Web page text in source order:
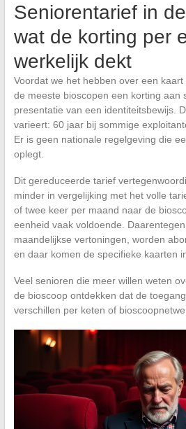
Seniorentarief in
wat de korting per
werkelijk dekt
Voordat we het hebben over een
de meeste bioscopen een korting aan
presentatie van een identiteitsbewijs.
varieert: 60 jaar bij sommige
Er is geen nationale regelgeving die
oplegt.
Dit gereduceerde tarief
minder in vergelijking met het volle
of twee keer per maand naar de
eenheid vaak voldoende.
maandelijkse vertoningen, worden
en daar komen de specifieke kaarten
Veel senioren die meer willen weten
de bioscoop ontdekken dat de
verschillen per keten of